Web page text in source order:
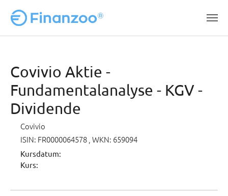
Covivio Aktie -
Fundamentalanalyse - KGV -
Dividende
Covivio
ISIN: FR0000064578 , WKN: 659094
Kursdatum:
Kurs: